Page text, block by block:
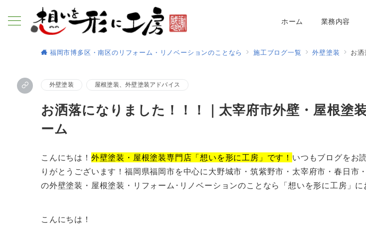
ホーム 業務内容
福岡市博多区・南区のリフォーム・リノベーションのことなら 施工ブログ一覧 外壁塗装 お
外壁塗装 屋根塗装、外壁塗装アドバイス
お洒落になりました！！！｜太宰府市外壁・屋根塗
ーム
こんにちは！ 外壁塗装・屋根塗装専門店「想いを形に工房」です！ いつもブログをお
りがとうございます！福岡県福岡市を中心に大野城市・筑紫野市・太宰府市・春日市
の外壁塗装・屋根塗装・リフォーム･リノベーションのことなら「想いを形に工房」に
こんにちは！